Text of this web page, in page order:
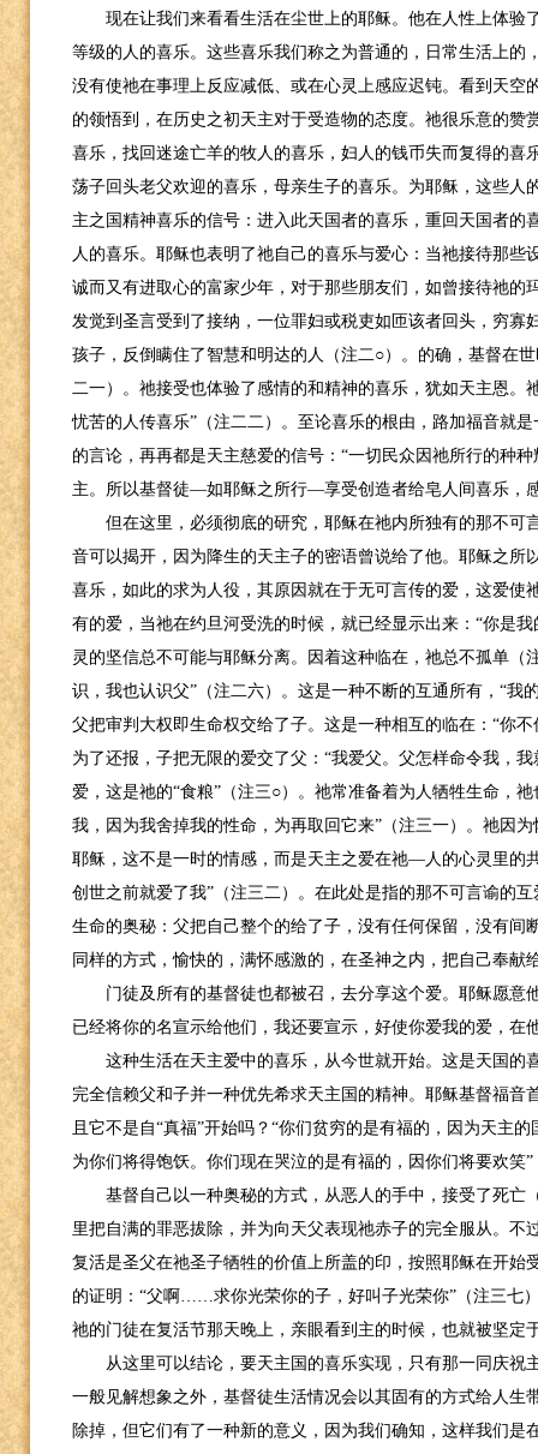
现在让我们来看看生活在尘世上的耶稣。他在人性上体验
等级的人的喜乐。这些喜乐我们称之为普通的，日常生活上的
没有使祂在事理上反应减低、或在心灵上感应迟钝。看到天空
的领悟到，在历史之初天主对于受造物的态度。祂很乐意的赞
喜乐，找回迷途亡羊的牧人的喜乐，妇人的钱币失而复得的喜
荡子回头老父欢迎的喜乐，母亲生子的喜乐。为耶稣，这些人
主之国精神喜乐的信号：进入此天国者的喜乐，重回天国者的
人的喜乐。耶稣也表明了祂自己的喜乐与爱心：当祂接待那些
诚而又有进取心的富家少年，对于那些朋友们，如曾接待祂的
发觉到圣言受到了接纳，一位罪妇或税吏如匝该者回头，穷寡
孩子，反倒瞒住了智慧和明达的人（注二○）。的确，基督在
二一）。祂接受也体验了感情的和精神的喜乐，犹如天主恩。
忧苦的人传喜乐”（注二二）。至论喜乐的根由，路加福音就
的言论，再再都是天主慈爱的信号：“一切民众因祂所行的种
主。所以基督徒—如耶稣之所行—享受创造者给皂人间喜乐，
但在这里，必须彻底的研究，耶稣在祂内所独有的那不可
音可以揭开，因为降生的天主子的密语曾说给了他。耶稣之所
喜乐，如此的求为人役，其原因就在于无可言传的爱，这爱使
有的爱，当祂在约旦河受洗的时候，就已经显示出来：“你是
灵的坚信总不可能与耶稣分离。因着这种临在，祂总不孤单（
识，我也认识父”（注二六）。这是一种不断的互通所有，“我
父把审判大权即生命权交给了子。这是一种相互的临在：“你
为了还报，子把无限的爱交了父：“我爱父。父怎样命令我，
爱，这是祂的“食粮”（注三○）。祂常准备着为人牺牲生命，
我，因为我舍掉我的性命，为再取回它来”（注三一）。祂因
耶稣，这不是一时的情感，而是天主之爱在祂—人的心灵里的
创世之前就爱了我”（注三二）。在此处是指的那不可言谕的
生命的奥秘：父把自己整个的给了子，没有任何保留，没有间
同样的方式，愉快的，满怀感激的，在圣神之内，把自己奉献
门徒及所有的基督徒也都被召，去分享这个爱。耶稣愿意
已经将你的名宣示给他们，我还要宣示，好使你爱我的爱，在
这种生活在天主爱中的喜乐，从今世就开始。这是天国的
完全信赖父和子并一种优先希求天主国的精神。耶稣基督福音
且它不是自“真福”开始吗？“你们贫穷的是有福的，因为天主
为你们将得饱饫。你们现在哭泣的是有福的，因你们将要欢笑
基督自己以一种奥秘的方式，从恶人的手中，接受了死亡
里把自满的罪恶拔除，并为向天父表现祂赤子的完全服从。不
复活是圣父在祂圣子牺牲的价值上所盖的印，按照耶稣在开始
的证明：“父啊……求你光荣你的子，好叫子光荣你”（注三七
祂的门徒在复活节那天晚上，亲眼看到主的时候，也就被坚定
从这里可以结论，要天主国的喜乐实现，只有那一同庆祝
一般见解想象之外，基督徒生活情况会以其固有的方式给人生
除掉，但它们有了一种新的意义，因为我们确知，这样我们是